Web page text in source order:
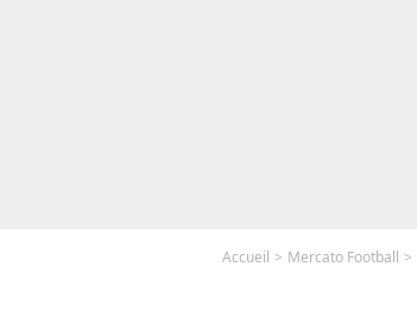
Accueil Mercato Football